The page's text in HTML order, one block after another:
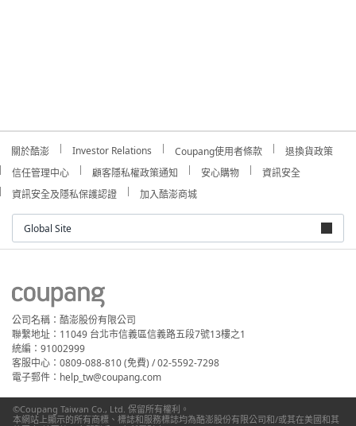
關於酷澎 Investor Relations Coupang使用者條款
退換貨政策
信任管理中心
顧客隱私權政策通知 安心購物
資訊安全
資訊安全及隱私保護認證
加入酷澎商城
Global Site
公司名稱：酷澎股份有限公司
聯繫地址：11049 台北市信義區信義路五段7號13樓之1
統編：91002999
客服中心：0809-088-810 (免費) / 02-5592-7298
電子郵件：help_tw@coupang.com
©Coupang Taiwan Co., Ltd. 保留所有權利。
本網站上顯示的所有商標、標誌和服務標誌均為酷澎股份有限公司和/或其在美國和其